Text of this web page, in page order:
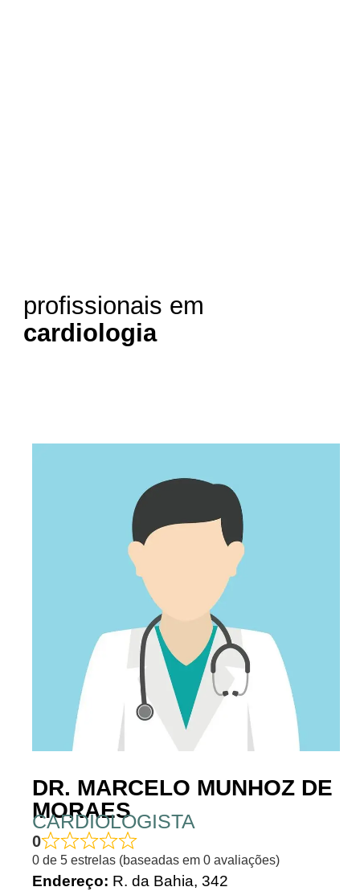
profissionais em
cardiologia
DR. MARCELO MUNHOZ DE
MORAES
CARDIOLOGISTA
0
0 de 5 estrelas (baseadas em 0 avaliações)
Endereço: R. da Bahia, 342